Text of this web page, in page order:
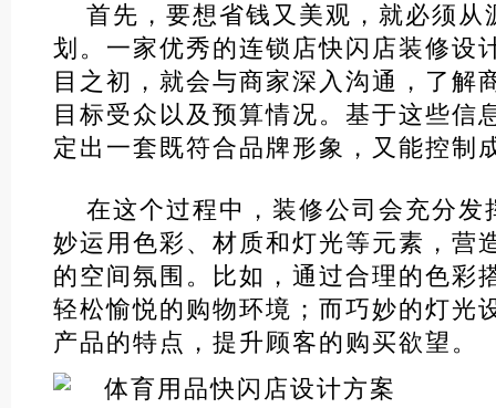
首先，要想省钱又美观，就必须
划。一家优秀的连锁店快闪店装修设
目之初，就会与商家深入沟通，了解
目标受众以及预算情况。基于这些信
定出一套既符合品牌形象，又能控制
在这个过程中，装修公司会充分发
妙运用色彩、材质和灯光等元素，营
的空间氛围。比如，通过合理的色彩
轻松愉悦的购物环境；而巧妙的灯光
产品的特点，提升顾客的购买欲望。